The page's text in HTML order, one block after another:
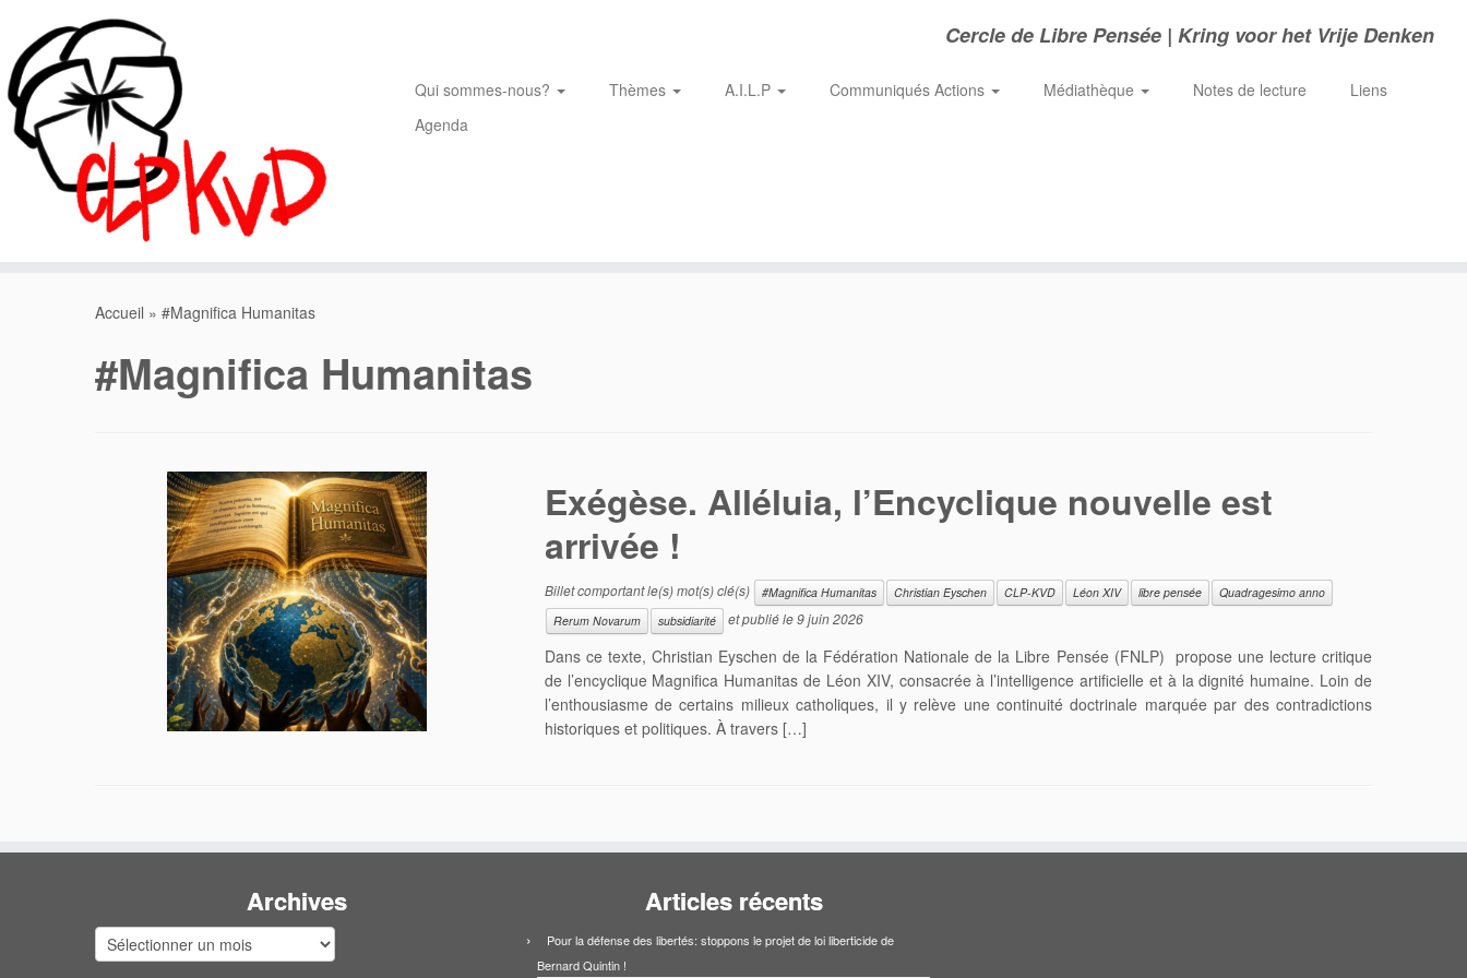
contenu
Cercle de Libre Pensée | Kring voor het Vrije Denken
Qui sommes-nous? Thèmes A.I.L.P Communiqués Actions Médiathèque Notes de lecture
Liens
Agenda
Accueil » #Magnifica Humanitas
#Magnifica Humanitas
Exégèse. Alléluia, l’Encyclique nouvelle est
arrivée !
Billet comportant le(s) mot(s) clé(s) #Magnifica Humanitas Christian Eyschen CLP-KVD Léon XIV libre pensée
Quadragesimo anno
Rerum Novarum
subsidiarité et publié le9 juin 2026
Dans ce texte, Christian Eyschen de la Fédération Nationale de la Libre Pensée (FNLP) propose une lecture critique
de l’encyclique Magnifica Humanitas de Léon XIV, consacrée à l’intelligence artificielle et à la dignité humaine. Loin de
l’enthousiasme de certains milieux catholiques, il y relève une continuité doctrinale marquée par des contradictions
historiques et politiques. À travers […]
Archives
Archives
Articles récents
Pour la défense des libertés: stoppons le projet de loi liberticide de
Bernard Quintin !